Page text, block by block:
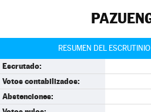
RESUMEN DEL
Escrutado:
Votos contabilizados:
Abstenciones: